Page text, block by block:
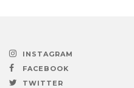
INSTAGRAM
FACEBOOK
TWITTER